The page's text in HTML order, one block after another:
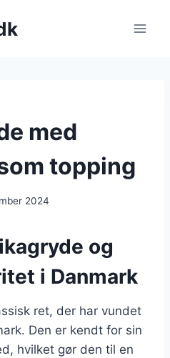
med
topping
2024
og
i Danmark
ret, der har vundet
Den er kendt for sin
hvilket gør den til en